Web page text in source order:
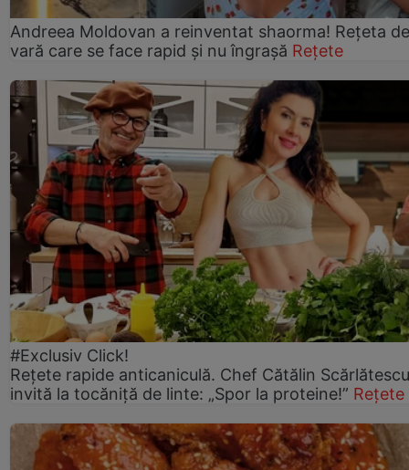
Andreea Moldovan a reinventat shaorma! Rețeta de
vară care se face rapid și nu îngrașă Rețete
#Exclusiv Click!
Rețete rapide anticaniculă. Chef Cătălin
invită la tocăniță de linte: „Spor la proteine!” Rețete